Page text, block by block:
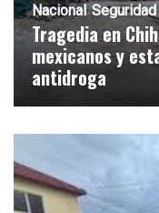
Nacional Seguridad
Tragedia en
mexicanos y
antidroga